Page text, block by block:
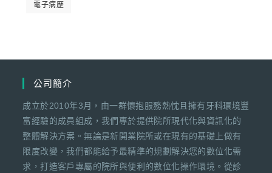
電子病歷
公司簡介
成立於2010年3月，由一群懷抱服務熱忱且擁有牙科環境豐
富經驗的成員組成，我們專於提供院所現代化與資訊化的
整體解決方案。無論是新開業院所或在現有的基礎上做有
限度改變，我們都能給予最精準的規劃解決您的數位化需
求，打造客戶專屬的院所與便利的數位化操作環境。從診